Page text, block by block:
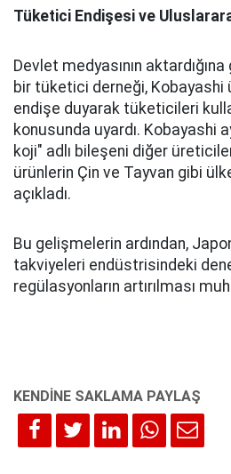
Tüketici Endişesi ve
Devlet medyasının
bir tüketici derneği, Kobayashi
endişe duyarak tüketicileri
konusunda uyardı. Kobayashi
koji" adlı bileşeni diğer
ürünlerin Çin ve Tayvan gibi
açıkladı.
Bu gelişmelerin ardından,
takviyeleri endüstrisindeki
regülasyonların artırılması